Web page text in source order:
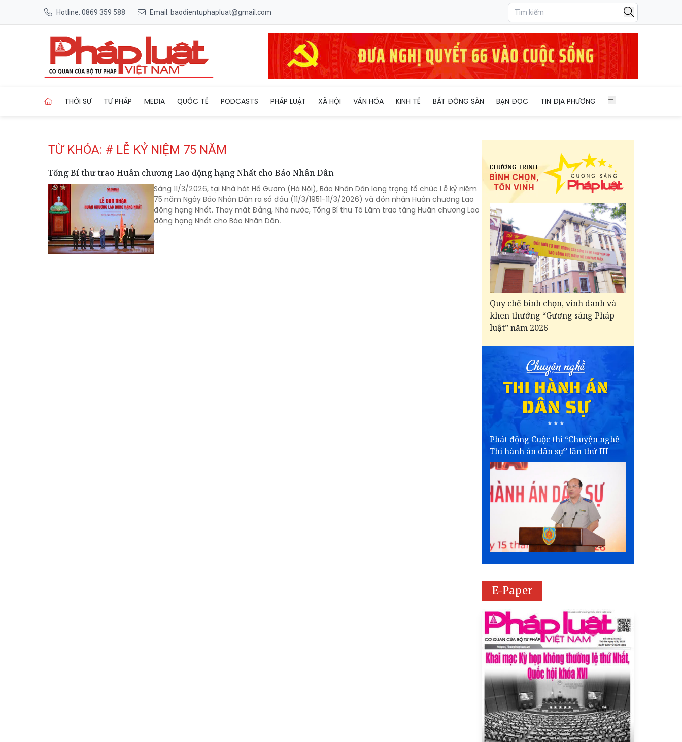
Hotline: 0869 359 588 Email: baodientuphapluat@gmail.com
THỜI SỰ TƯ PHÁP MEDIA QUỐC TẾ PODCASTS PHÁP LUẬT XÃ HỘI VĂN HÓA KINH TẾ BẤT ĐỘNG SẢN BẠN ĐỌC TIN ĐỊA PHƯƠNG
TỪ KHÓA: # LỄ KỶ NIỆM 75 NĂM
Tổng Bí thư trao Huân chương Lao động hạng Nhất cho Báo Nhân Dân
Sáng 11/3/2026, tại Nhà hát Hồ Gươm (Hà Nội), Báo Nhân Dân long trọng tổ chức Lễ kỷ niệm
75 năm Ngày Báo Nhân Dân ra số đầu (11/3/1951-11/3/2026) và đón nhận Huân chương Lao
động hạng Nhất. Thay mặt Đảng, Nhà nước, Tổng Bí thư Tô Lâm trao tặng Huân chương Lao
động hạng Nhất cho Báo Nhân Dân.
Quy chế bình chọn, vinh danh và
khen thưởng “Gương sáng Pháp
luật” năm 2026
Phát động Cuộc thi “Chuyện nghề
Thi hành án dân sự” lần thứ III
E-Paper